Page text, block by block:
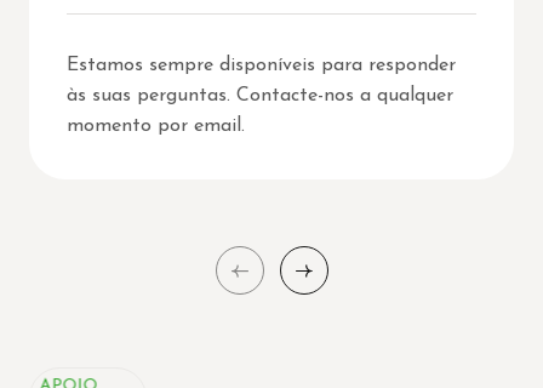
Estamos sempre disponíveis para responder
às suas perguntas. Contacte-nos a qualquer
momento por email.